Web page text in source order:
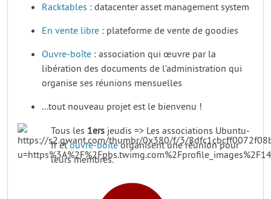
Racktables : datacenter asset management system
En vente libre : plateforme de vente de goodies
Ouvre-boîte : association qui œuvre par la
libération des documents de l’administration qui
organise ses réunions mensuelles
...tout nouveau projet est le bienvenu !
Tous les 1ers jeudis => Les associations Ubuntu-
fr etouvre-boiteorganisent une réunion pour
leurs membres.